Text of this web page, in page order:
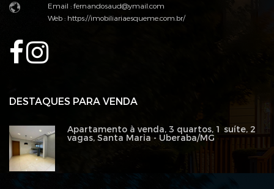
Email :fernandosaud@ymail.com
Web :https://imobiliariaesqueme.com.br/
DESTAQUES PARA VENDA
Apartamento à venda, 3 quartos, 1 suíte, 2
vagas, Santa Maria - Uberaba/MG